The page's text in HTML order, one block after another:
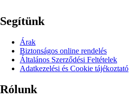
Segítünk
Árak
Biztonságos online rendelés
Általános Szerződési Feltételek
Adatkezelési és Cookie tájékoztató
Rólunk